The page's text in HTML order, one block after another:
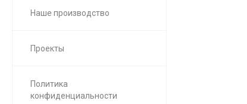
Наше производство
Проекты
Политика
конфиденциальности